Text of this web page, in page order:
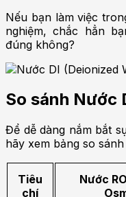
Nếu bạn làm việc
nghiệm, chắc hẳn
đúng không?
So sánh Nước
Để dễ dàng nắm bắt
hãy xem bảng so sánh
Tiêu
chí
Nước